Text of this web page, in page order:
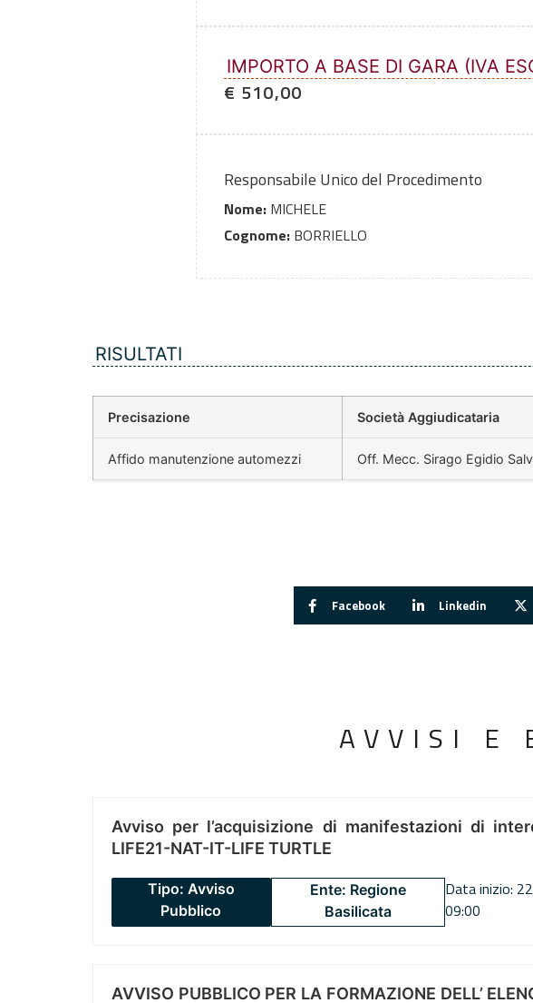
IMPORTO A BASE DI GARA (IVA
€ 510,00
Responsabile Unico del Procedimento
Nome: MICHELE
Cognome: BORRIELLO
RISULTATI
Precisazione Società Aggiudicataria
Affido manutenzione automezzi Off. Mecc. Sirago Egidio
Facebook Linkedin
AVVISI E
Avviso per l’acquisizione di manifestazioni di
LIFE21-NAT-IT-LIFE TURTLE
Tipo: Avviso
Pubblico
Ente: Regione
Basilicata
Data inizio:
09:00
AVVISO PUBBLICO PER LA FORMAZIONE DELL’